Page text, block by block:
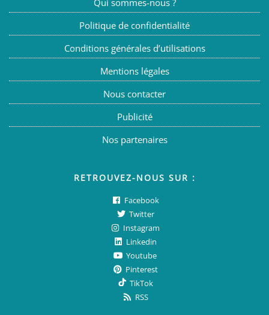
Qui sommes-nous ?
Politique de confidentialité
Conditions générales d’utilisations
Mentions légales
Nous contacter
Publicité
Nos partenaires
RETROUVEZ-NOUS SUR :
Facebook
Twitter
Instagram
Linkedin
Youtube
Pinterest
TikTok
RSS